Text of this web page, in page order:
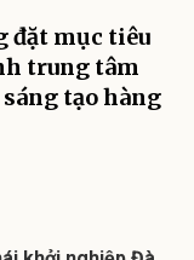
đặt mục tiêu
trung tâm
tạo hàng